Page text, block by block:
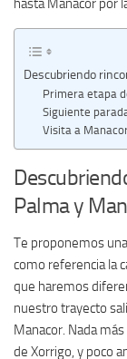
Descubriendo
Primera etapa
Siguiente
Visita a
Palma y
Te proponemos
como referencia la
que haremos
nuestro trayecto
Manacor. Nada
de Xorrigo, y poco